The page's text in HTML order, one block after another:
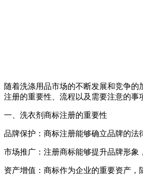
随着洗涤用品市场的不断发展和竞争
注册的重要性、流程以及需要注意的事
一、洗衣剂商标注册的重要性
品牌保护：商标注册能够确立品牌的法
市场推广：注册商标能够提升品牌形象
资产增值：商标作为企业的重要资产，